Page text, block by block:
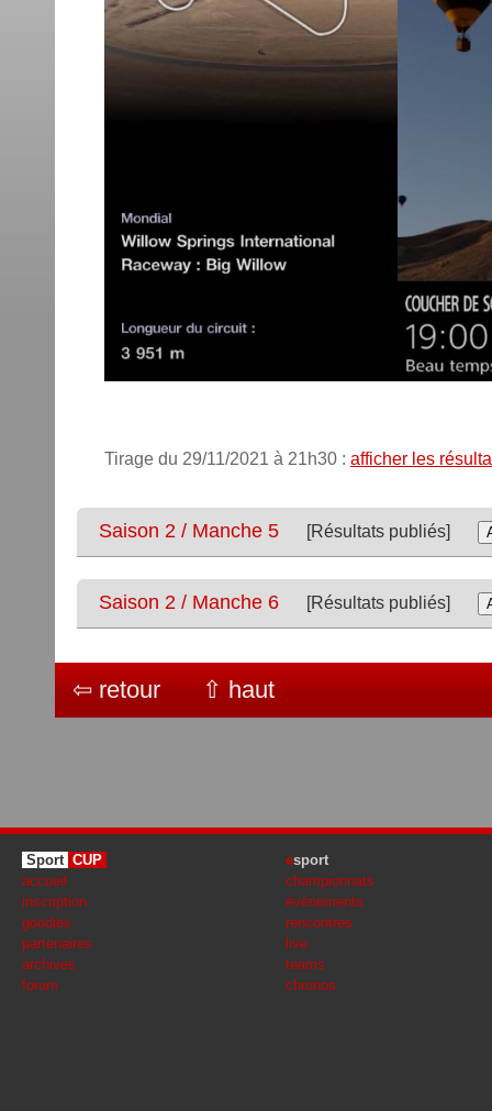
Tirage du 29/11/2021 à 21h30 : afficher les
Saison 2 / Manche 5 [Résultats publiés]
Saison 2 / Manche 6 [Résultats publiés]
⇦ retour ⇧ haut
Sport CUP
accueil
inscription
goodies
partenaires
archives
forum
esport
championnats
évènements
rencontres
live
teams
chronos